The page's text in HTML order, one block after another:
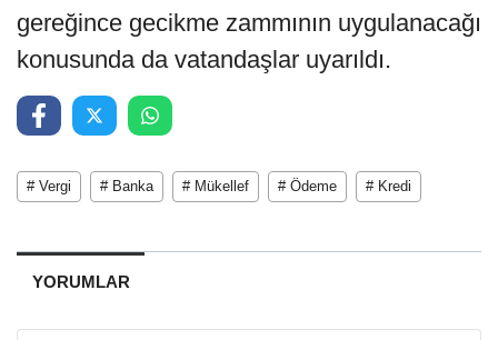
gereğince gecikme zammının uygulanacağı
konusunda da vatandaşlar uyarıldı.
# Vergi # Banka # Mükellef # Ödeme # Kredi
YORUMLAR